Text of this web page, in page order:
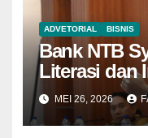
ADVETORIAL BISNIS
Bank NTB
Literasi dan
Syariah di
MEI 26, 2026